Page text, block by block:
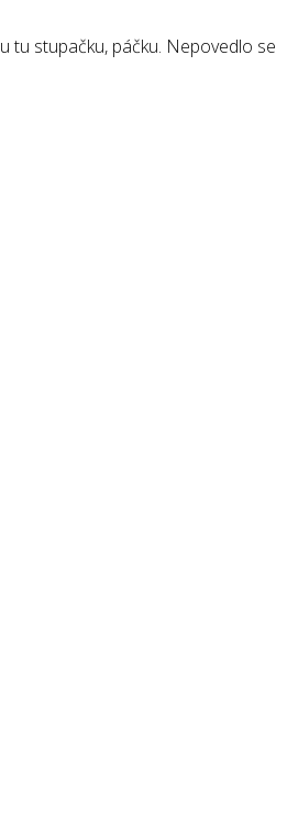
tu stupačku, páčku. Nepovedlo se